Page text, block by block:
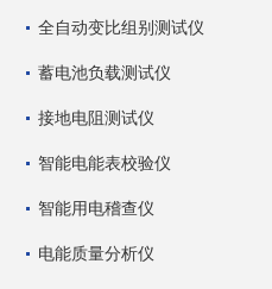
全自动变比组别测试仪
蓄电池负载测试仪
接地电阻测试仪
智能电能表校验仪
智能用电稽查仪
电能质量分析仪